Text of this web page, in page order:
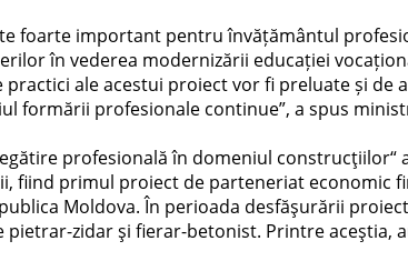
foarte important pentru învățământul
în vederea modernizării educației
practici ale acestui proiect vor fi preluate și
formării profesionale continue”, a spus
profesională în domeniul construcţiilor“
fiind primul proiect de parteneriat economic
Moldova. În perioada desfăşurării
zidar şi fierar-betonist. Printre